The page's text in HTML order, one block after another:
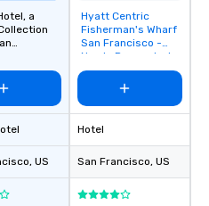
which can be an
those Instagram
For added ease, we
transportation pick-
as well as an event
for groups that desire
experience, we can
an evening helicopter
glittering lights of The
a
, US
Removed from
favorites
Hyatt Centric
Fisherman's Wharf
San Francisco -
Newly Renovated
Hotel
San Francisco, US